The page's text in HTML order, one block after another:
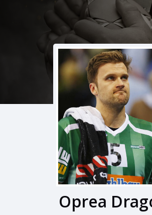
Oprea